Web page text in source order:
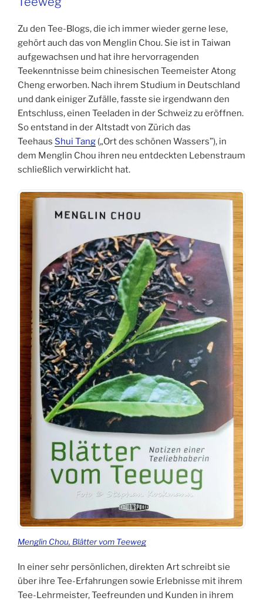
Zu den Tee-Blogs, die ich immer wieder gerne lese,
gehört auch das von Menglin Chou. Sie ist in Taiwan
aufgewachsen und hat ihre hervorragenden
Teekenntnisse beim chinesischen Teemeister Atong
Cheng erworben. Nach ihrem Studium in Deutschland
und dank einiger Zufälle, fasste sie irgendwann den
Entschluss, einen Teeladen in der Schweiz zu eröffnen.
So entstand in der Altstadt von Zürich das
Teehaus Shui Tang („Ort des schönen Wassers”), in
dem Menglin Chou ihren neu entdeckten Lebenstraum
schließlich verwirklicht hat.
Menglin Chou, Blätter vom Teeweg
In einer sehr persönlichen, direkten Art schreibt sie
über ihre Tee-Erfahrungen sowie Erlebnisse mit ihrem
Tee-Lehrmeister, Teefreunden und Kunden in ihrem